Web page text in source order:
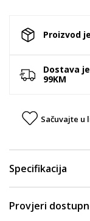
Proizvod
Dostava
99KM
Sačuvajte u
Specifikacija
Provjeri